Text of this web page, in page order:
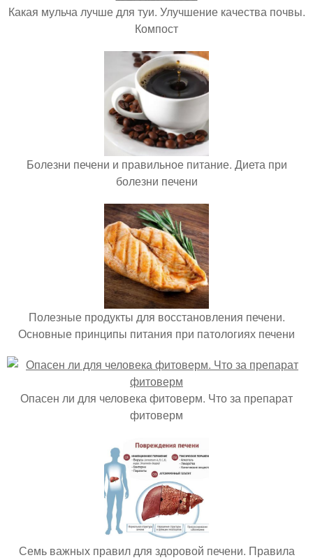
Какая мульча лучше для туи. Улучшение качества почвы.
Компост
Болезни печени и правильное питание. Диета при
болезни печени
Полезные продукты для восстановления печени.
Основные принципы питания при патологиях печени
Опасен ли для человека фитоверм. Что за препарат
фитоверм
Семь важных правил для здоровой печени. Правила